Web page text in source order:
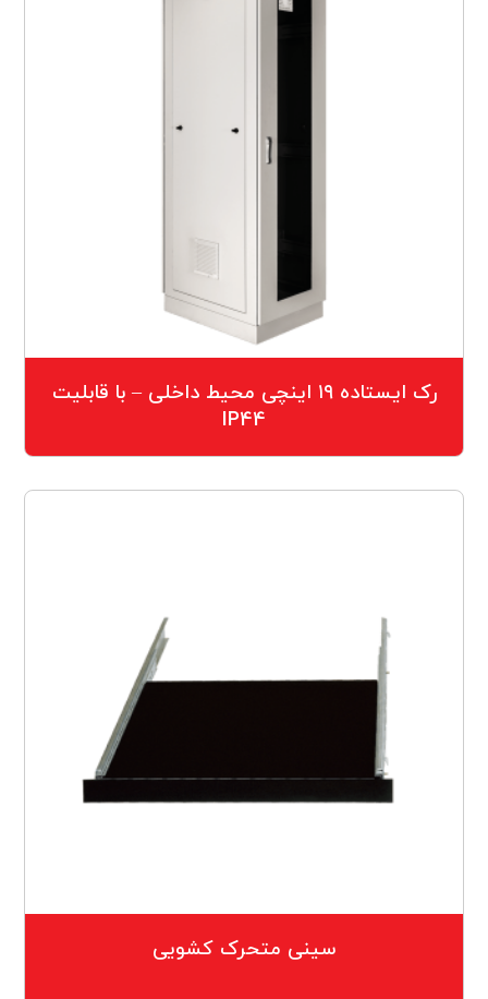
رک ایستاده ۱۹ اینچی محیط داخلی – با قابلیت
IP44
سینی متحرک کشویی